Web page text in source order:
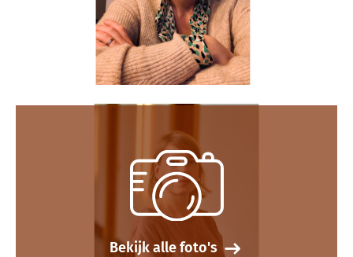
Bekijk alle foto's